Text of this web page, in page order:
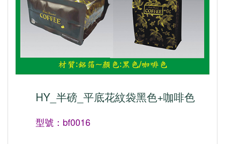
HY_半磅_平底花紋袋黑色+咖啡色
型號：bf0016